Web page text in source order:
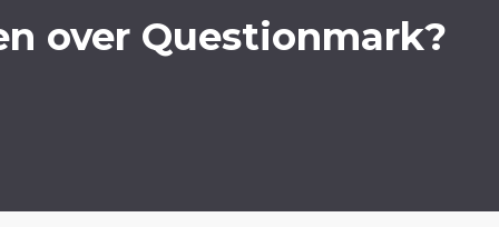
over Questionmark?